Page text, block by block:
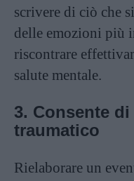
scrivere di ciò che
delle emozioni più
riscontrare
salute mentale.
3. Consente
traumatico
Rielaborare un